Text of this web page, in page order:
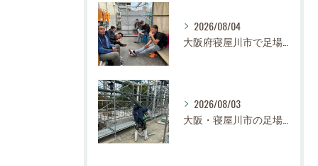
2026/08/04
2026/08/03